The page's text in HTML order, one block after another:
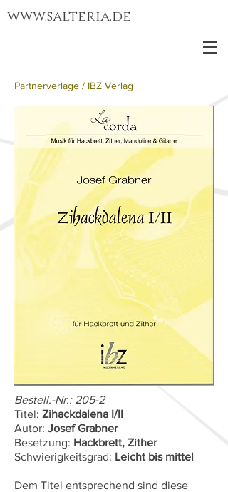
www.salteria.de
Partnerverlage / IBZ Verlag
Bestell.-Nr.: 205-2
Titel: Zihackdalena I/II
Autor: Josef Grabner
Besetzung: Hackbrett, Zither
Schwierigkeitsgrad: Leicht bis mittel
Dem Titel entsprechend sind diese